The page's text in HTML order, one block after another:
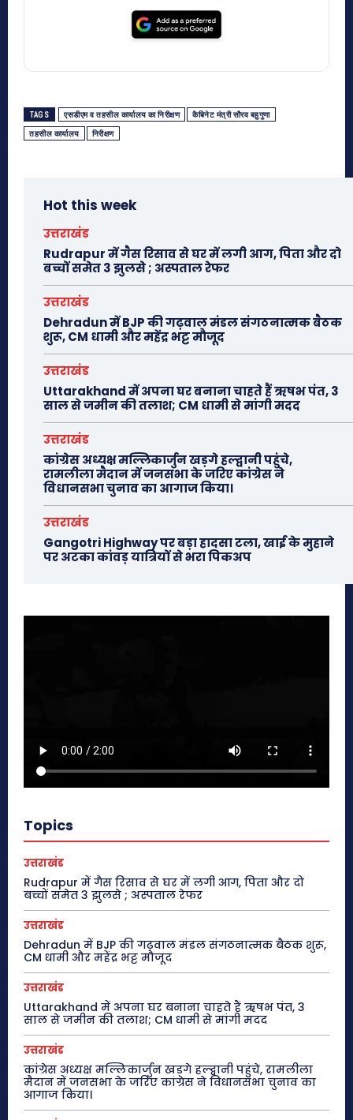
TAGS एसडीएम व तहसील कार्यालय का निरीक्षण कैबिनेट मंत्री सौरव बहुगुणा
तहसील कार्यालय निरीक्षण
Hot this week
उत्तराखंड
Rudrapur में गैस रिसाव से घर में लगी आग, पिता और दो
बच्चों समेत 3 झुलसे ; अस्पताल रेफर
उत्तराखंड
Dehradun में BJP की गढ़वाल मंडल संगठनात्मक बैठक
शुरू, CM धामी और महेंद्र भट्ट मौजूद
उत्तराखंड
Uttarakhand में अपना घर बनाना चाहते हैं ऋषभ पंत, 3
साल से जमीन की तलाश; CM धामी से मांगी मदद
उत्तराखंड
कांग्रेस अध्यक्ष मल्लिकार्जुन खड़गे हल्द्वानी पहुंचे,
रामलीला मैदान में जनसभा के जरिए कांग्रेस ने
विधानसभा चुनाव का आगाज किया।
उत्तराखंड
Gangotri Highway पर बड़ा हादसा टला, खाई के मुहाने
पर अटका कांवड़ यात्रियों से भरा पिकअप
Topics
उत्तराखंड
Rudrapur में गैस रिसाव से घर में लगी आग, पिता और दो
बच्चों समेत 3 झुलसे ; अस्पताल रेफर
उत्तराखंड
Dehradun में BJP की गढ़वाल मंडल संगठनात्मक बैठक शुरू,
CM धामी और महेंद्र भट्ट मौजूद
उत्तराखंड
Uttarakhand में अपना घर बनाना चाहते हैं ऋषभ पंत, 3
साल से जमीन की तलाश; CM धामी से मांगी मदद
उत्तराखंड
कांग्रेस अध्यक्ष मल्लिकार्जुन खड़गे हल्द्वानी पहुंचे, रामलीला
मैदान में जनसभा के जरिए कांग्रेस ने विधानसभा चुनाव का
आगाज किया।